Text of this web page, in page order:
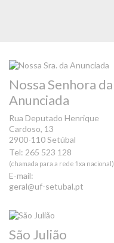
Nossa Senhora da
Anunciada
Rua Deputado Henrique
Cardoso, 13
2900-110 Setúbal
Tel: 265 523 128
(chamada para a rede fixa nacional)
E-mail:
geral@uf-setubal.pt
São Julião